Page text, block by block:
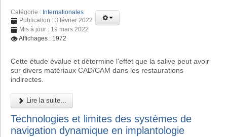
Catégorie : Internationales
Publication : 3 février 2022
Mis à jour : 19 mars 2022
Affichages : 1972
Cette étude évalue et détermine l'effet que la salive peut avoir
sur divers matériaux CAD/CAM dans les restaurations
indirectes.
Lire la suite...
Technologies et limites des systèmes de
navigation dynamique en implantologie